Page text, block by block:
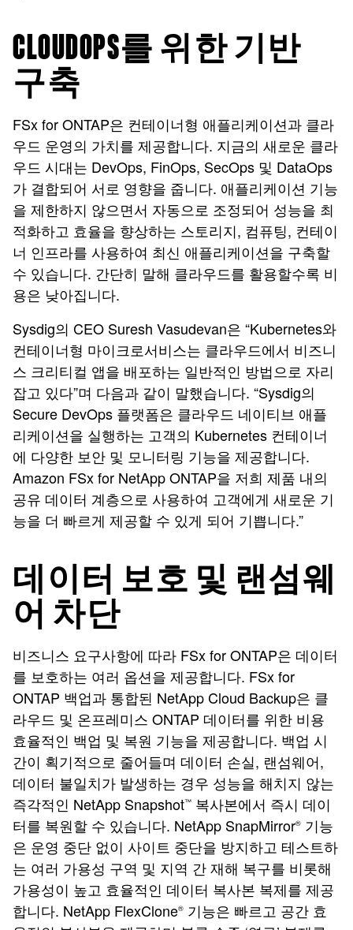
CLOUDOPS를 위한 기반
구축
FSx for ONTAP은 컨테이너형 애플리케이션과 클라
우드 운영의 가치를 제공합니다. 지금의 새로운 클라
우드 시대는 DevOps, FinOps, SecOps 및 DataOps
가 결합되어 서로 영향을 줍니다. 애플리케이션 기능
을 제한하지 않으면서 자동으로 조정되어 성능을 최
적화하고 효율을 향상하는 스토리지, 컴퓨팅, 컨테이
너 인프라를 사용하여 최신 애플리케이션을 구축할
수 있습니다. 간단히 말해 클라우드를 활용할수록 비
용은 낮아집니다.
Sysdig의 CEO Suresh Vasudevan은 “Kubernetes와
컨테이너형 마이크로서비스는 클라우드에서 비즈니
스 크리티컬 앱을 배포하는 일반적인 방법으로 자리
잡고 있다”며 다음과 같이 말했습니다. “Sysdig의
Secure DevOps 플랫폼은 클라우드 네이티브 애플
리케이션을 실행하는 고객의 Kubernetes 컨테이너
에 다양한 보안 및 모니터링 기능을 제공합니다.
Amazon FSx for NetApp ONTAP을 저희 제품 내의
공유 데이터 계층으로 사용하여 고객에게 새로운 기
능을 더 빠르게 제공할 수 있게 되어 기쁩니다.”
데이터 보호 및 랜섬웨
어 차단
비즈니스 요구사항에 따라 FSx for ONTAP은 데이터
를 보호하는 여러 옵션을 제공합니다. FSx for
ONTAP 백업과 통합된 NetApp Cloud Backup은 클
라우드 및 온프레미스 ONTAP 데이터를 위한 비용
효율적인 백업 및 복원 기능을 제공합니다. 백업 시
간이 획기적으로 줄어들며 데이터 손실, 랜섬웨어,
데이터 불일치가 발생하는 경우 성능을 해치지 않는
즉각적인 NetApp Snapshot™ 복사본에서 즉시 데이
터를 복원할 수 있습니다. NetApp SnapMirror® 기능
은 운영 중단 없이 사이트 중단을 방지하고 테스트하
는 여러 가용성 구역 및 지역 간 재해 복구를 비롯해
가용성이 높고 효율적인 데이터 복사본 복제를 제공
합니다. NetApp FlexClone® 기능은 빠르고 공간 효